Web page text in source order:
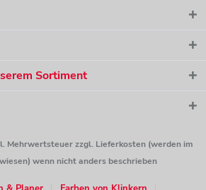
Sortiment
Mehrwertsteuer zzgl. Lieferkosten (werden im
wenn nicht anders beschrieben